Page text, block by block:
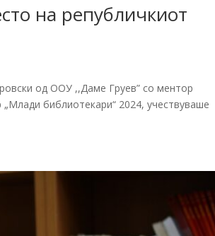
на републичкиот
од ООУ ,,Даме Груев” со ментор
библиотекари“ 2024, учествуваше